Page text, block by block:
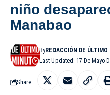
niño
Manabao
Last Updated: 17 De Mayo
ByREDACCIÓN DE ÚLTIMO
Share